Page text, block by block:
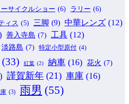
サイクルショー (6) ラリー (6)
ィス (5) 三脚 (9) 中華レンズ (12)
善入寺島 (7) 工具 (12)
淡路島 (7) 特定小型原付 (4)
(33) 紅葉 (2) 納車 (16) 花火 (7)
謹賀新年 (21) 車庫 (16)
(3) 雨男 (55)